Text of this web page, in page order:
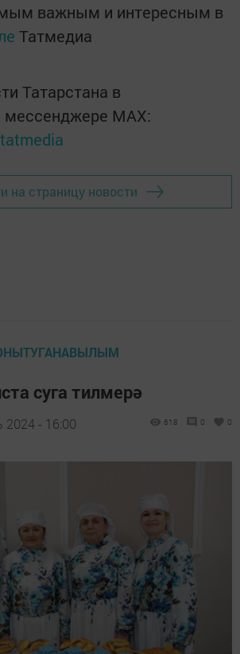
важным и интересным в
Татмедиа
Татарстана в
мессенджере MАХ:
на страницу новости
суга тилмерә
2024 - 16:00 618 0 0